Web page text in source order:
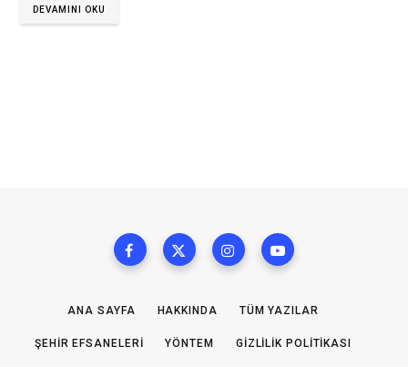
DEVAMINI OKU
ANA SAYFA HAKKINDA TÜM YAZILAR
ŞEHIR EFSANELERI YÖNTEM GIZLILIK POLITIKASI